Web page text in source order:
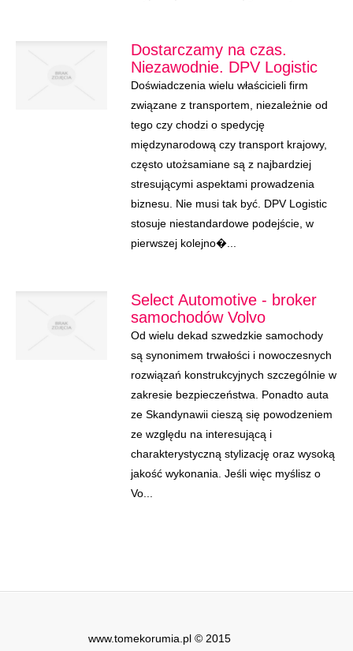
Dostarczamy na czas.
Niezawodnie. DPV Logistic
Doświadczenia wielu właścicieli firm
związane z transportem, niezależnie od
tego czy chodzi o spedycję
międzynarodową czy transport krajowy,
często utożsamiane są z najbardziej
stresującymi aspektami prowadzenia
biznesu. Nie musi tak być. DPV Logistic
stosuje niestandardowe podejście, w
pierwszej kolejno�...
Select Automotive - broker
samochodów Volvo
Od wielu dekad szwedzkie samochody
są synonimem trwałości i nowoczesnych
rozwiązań konstrukcyjnych szczególnie w
zakresie bezpieczeństwa. Ponadto auta
ze Skandynawii cieszą się powodzeniem
ze względu na interesującą i
charakterystyczną stylizację oraz wysoką
jakość wykonania. Jeśli więc myślisz o
Vo...
www.tomekorumia.pl © 2015